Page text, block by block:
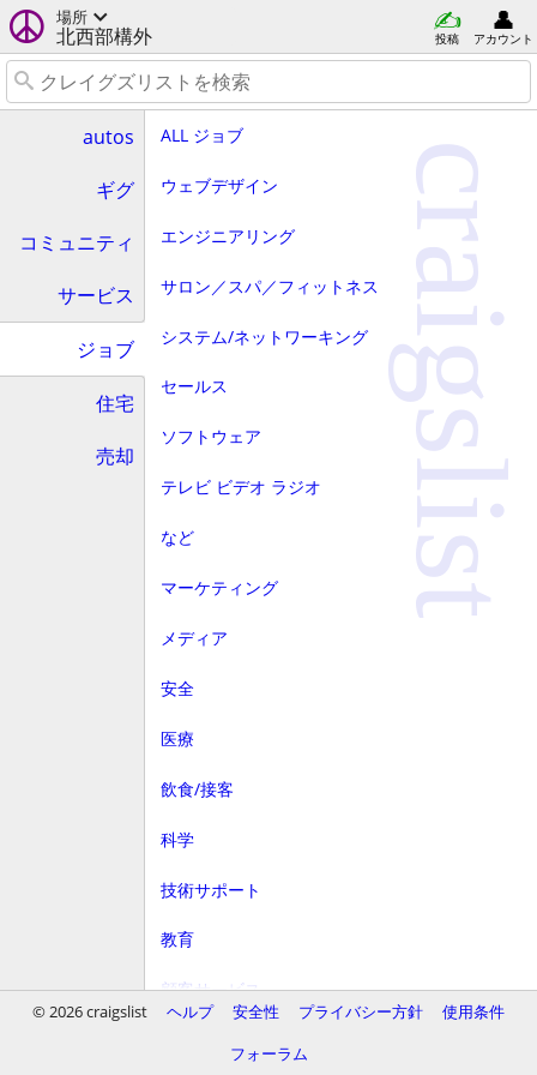
場所
北西部構外 投稿 アカウント
autos
ギグ
コミュニティ
サービス
ジョブ
住宅
売却
ALL ジョブ
ウェブデザイン
エンジニアリング
サロン／スパ／フィットネス
システム/ネットワーキング
セールス
ソフトウェア
テレビ ビデオ ラジオ
など
マーケティング
メディア
安全
医療
飲食/接客
科学
技術サポート
教育
顧客サービス
craigslist
© 2026 craigslist ヘルプ 安全性 プライバシー方針
使用条件
フォーラム